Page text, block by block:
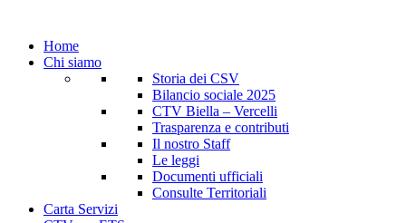
Home
Chi siamo
Storia dei CSV
Bilancio sociale 2025
CTV Biella – Vercelli
Trasparenza e contributi
Il nostro Staff
Le leggi
Documenti ufficiali
Consulte Territoriali
Carta Servizi